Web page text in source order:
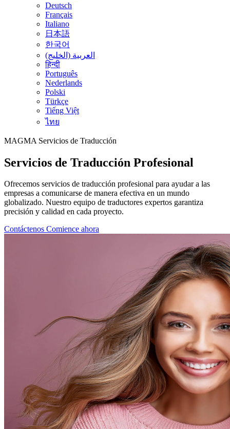
Deutsch
Français
Italiano
日本語
한국어
العربية (الخليج)
हिन्दी
Português
Nederlands
Polski
Türkçe
Tiếng Việt
ไทย
MAGMA Servicios de Traducción
Servicios de Traducción Profesional
Ofrecemos servicios de traducción profesional para ayudar a las
empresas a comunicarse de manera efectiva en un mundo
globalizado. Nuestro equipo de traductores expertos garantiza
precisión y calidad en cada proyecto.
Contáctenos Comience ahora